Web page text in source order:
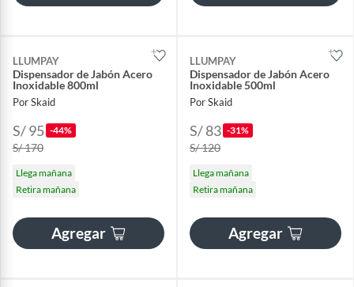
LLUMPAY
Dispensador de Jabón Acero
Inoxidable 800ml
Por Skaid
S/ 95 -44%
S/ 170
Llega mañana
Retira mañana
Agregar
LLUMPAY
Dispensador de Jabón Acero
Inoxidable 500ml
Por Skaid
S/ 83 -31%
S/ 120
Llega mañana
Retira mañana
Agregar